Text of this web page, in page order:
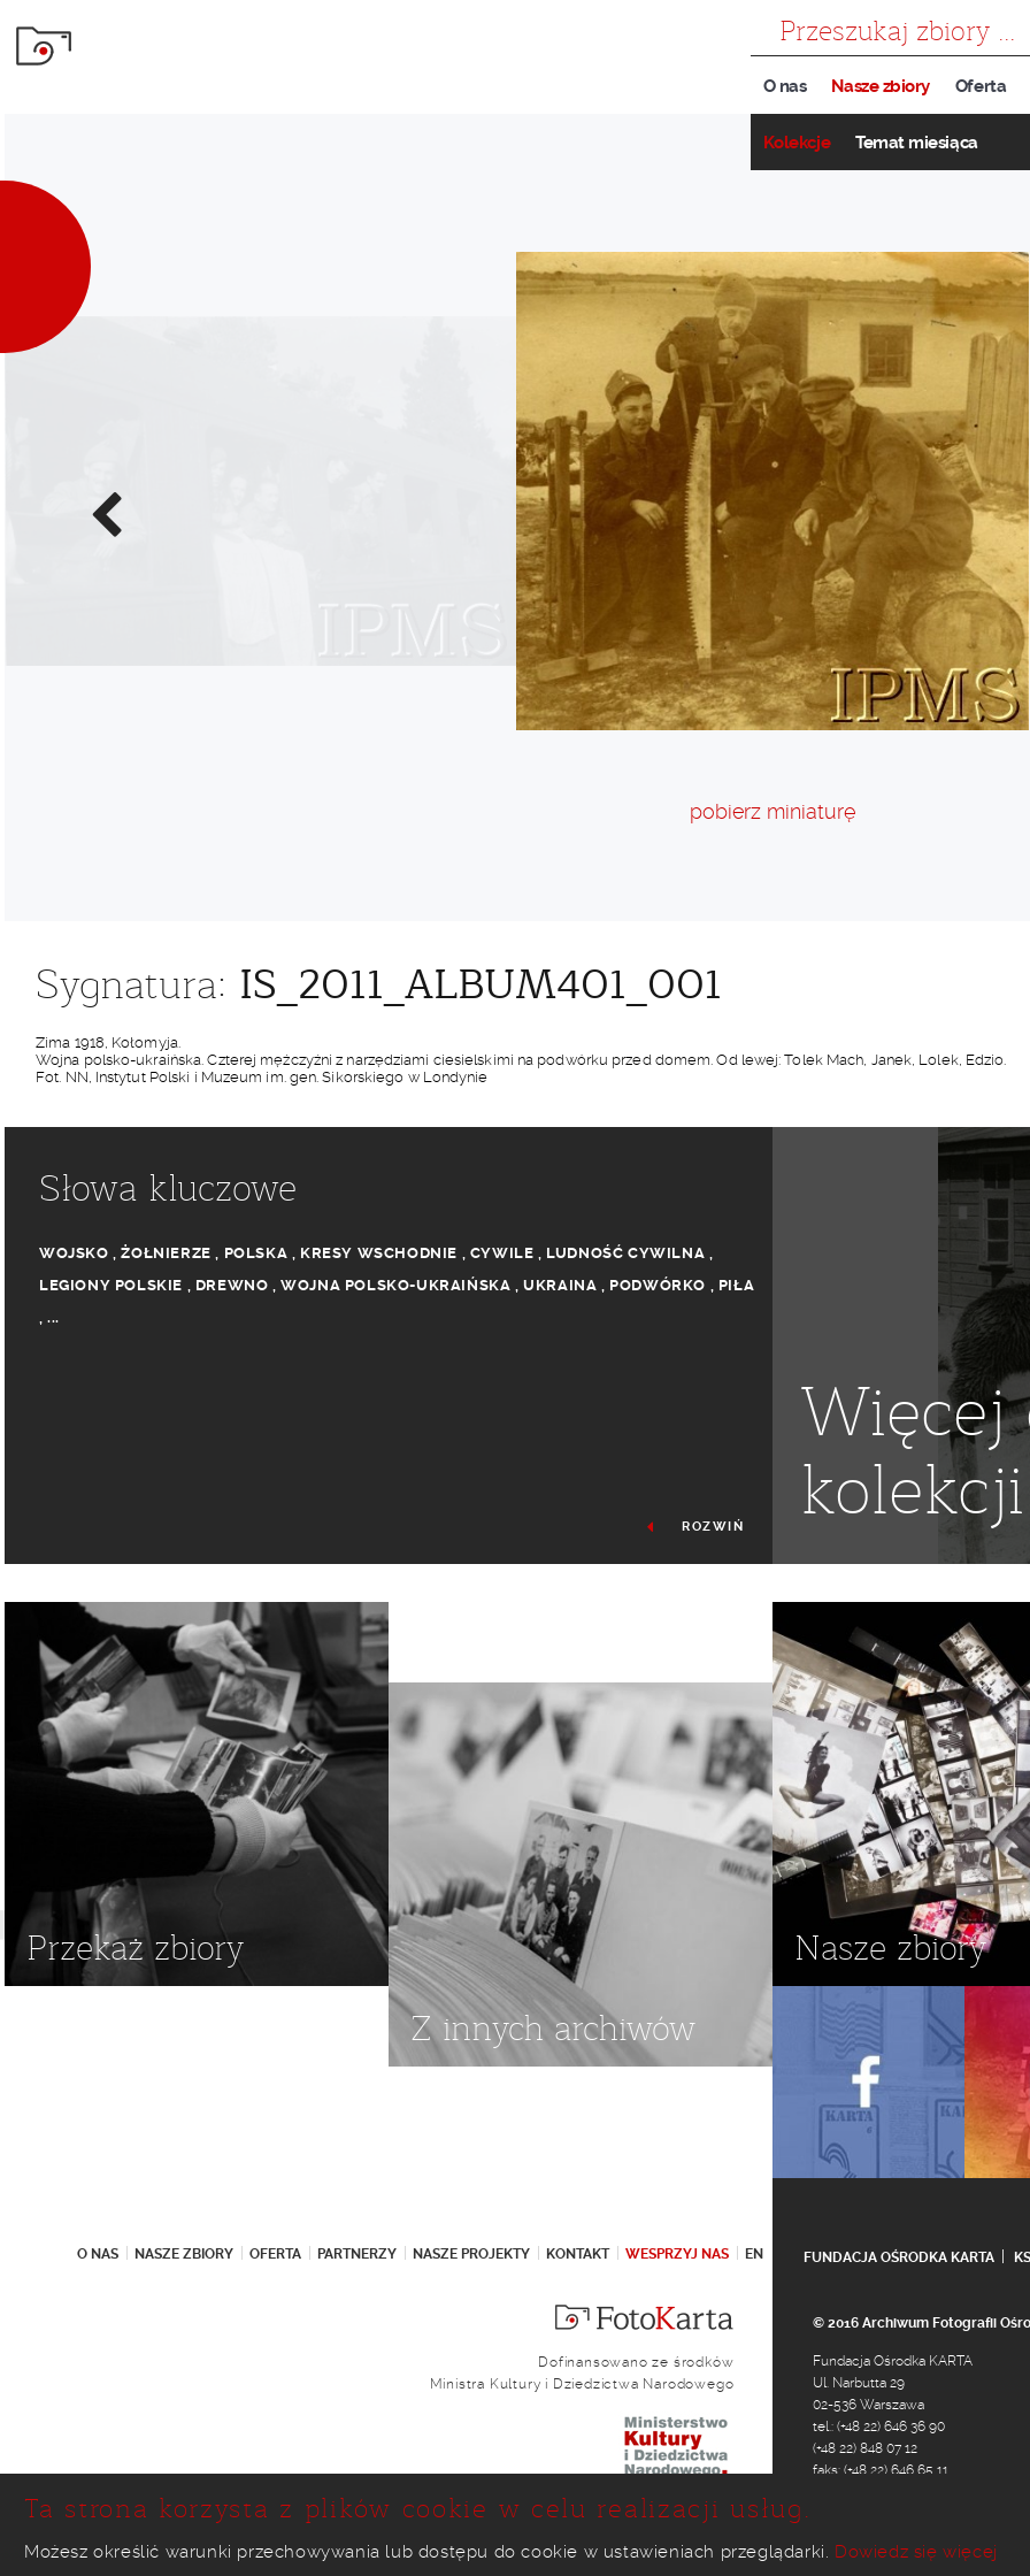
O nas Nasze zbiory
Kolekcje Temat miesiąca
Oferta
Poprzednie
zdjęcie
pobierz miniaturę
Sygnatura: IS_2011_ALBUM401_001
Zima 1918, Kołomyja.
Wojna polsko-ukraińska. Czterej mężczyźni z narzędziami ciesielskimi na podwórku przed domem. Od lewej: Tolek Mach, Janek, Lolek, Edzio.
Fot. NN, Instytut Polski i Muzeum im. gen. Sikorskiego w Londynie
Słowa kluczowe
WOJSKO ,ŻOŁNIERZE , POLSKA , KRESY WSCHODNIE , CYWILE , LUDNOŚĆ CYWILNA ,
LEGIONY POLSKIE , DREWNO ,WOJNA POLSKO-UKRAIŃSKA ,UKRAINA , PODWÓRKO , PIŁA
,...
SIEKIERA
ROZWIŃ
Więcej
kolekcji
Przekaż zbiory
Z innych archiwów
Nasze zbiory
O NAS NASZE ZBIORY OFERTA PARTNERZY NASZE PROJEKTY KONTAKT WESPRZYJ NAS EN FUNDACJA OŚRODKA KARTA
Dofinansowano ze środków
Ministra Kultury i Dziedzictwa Narodowego
© 2016 Archiwum Fotografii
Fundacja Ośrodka KARTA
Ul. Narbutta 29
02-536 Warszawa
tel.: (+48 22) 646 36 90
(+48 22) 848 07 12
faks: (+48 22) 646 65 11
Ta strona korzysta z plików cookie w celu realizacji usług.
Możesz określić warunki przechowywania lub dostępu do cookie w ustawieniach przeglądarki. Dowiedz się więcej